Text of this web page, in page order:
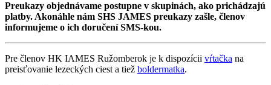
Preukazy objednávame postupne v skupinách, ako prichádzajú
platby. Akonáhle nám SHS JAMES preukazy zašle, členov
informujeme o ich doručení SMS-kou.
Pre členov HK IAMES Ružomberok je k dispozícii vŕtačka na
preisťovanie lezeckých ciest a tiež boldermatka.